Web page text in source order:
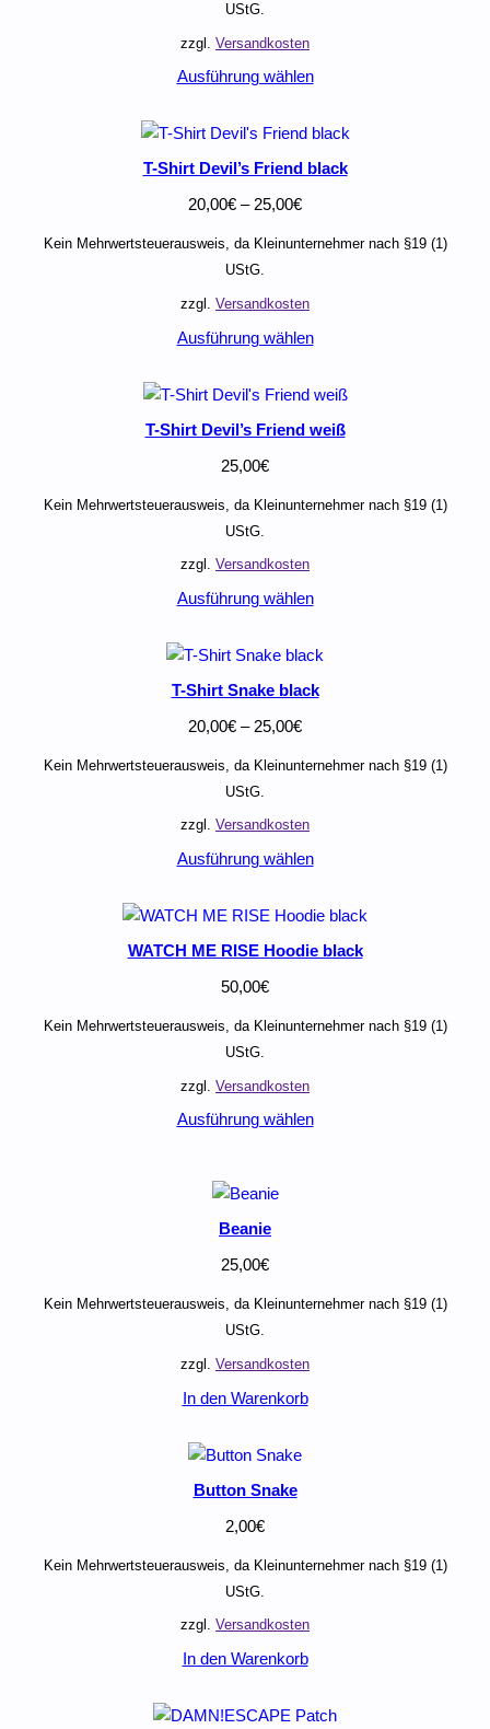
UStG.
zzgl. Versandkosten
Ausführung wählen
T-Shirt Devil’s Friend black
20,00€ –25,00€
Kein Mehrwertsteuerausweis, da Kleinunternehmer nach §19 (1)
UStG.
zzgl. Versandkosten
Ausführung wählen
T-Shirt Devil’s Friend weiß
25,00€
Kein Mehrwertsteuerausweis, da Kleinunternehmer nach §19 (1)
UStG.
zzgl. Versandkosten
Ausführung wählen
T-Shirt Snake black
20,00€ – 25,00€
Kein Mehrwertsteuerausweis, da Kleinunternehmer nach §19 (1)
UStG.
zzgl. Versandkosten
Ausführung wählen
WATCH ME RISE Hoodie black
50,00€
Kein Mehrwertsteuerausweis, da Kleinunternehmer nach §19 (1)
UStG.
zzgl. Versandkosten
Ausführung wählen
Beanie
25,00€
Kein Mehrwertsteuerausweis, da Kleinunternehmer nach §19 (1)
UStG.
zzgl. Versandkosten
In den Warenkorb
Button Snake
2,00€
Kein Mehrwertsteuerausweis, da Kleinunternehmer nach §19 (1)
UStG.
zzgl. Versandkosten
In den Warenkorb